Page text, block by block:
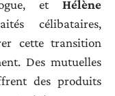
et Hélène
célibataires,
cette transition
Des mutuelles
des produits